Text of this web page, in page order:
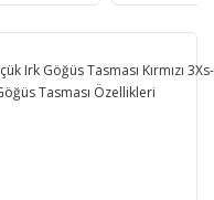
Irk Göğüs Tasması Kırmızı
Tasması Özellikleri